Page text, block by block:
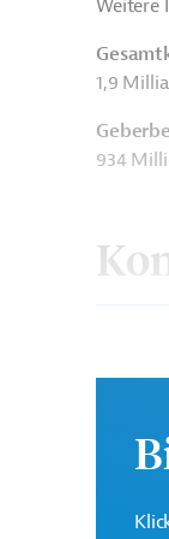
Weitere
1,9
934
h.l.